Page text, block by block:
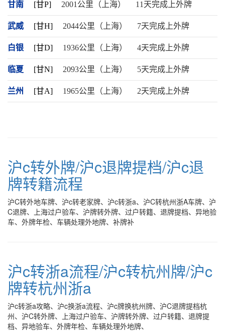
甘南 [甘P] 2001公里（上海） 11天完成上外牌
武威 [甘H] 2044公里（上海） 7天完成上外牌
白银 [甘D] 1936公里（上海） 4天完成上外牌
临夏 [甘N] 2093公里（上海） 5天完成上外牌
兰州 [甘A] 1965公里（上海） 2天完成上外牌
沪c转外牌/沪c退牌提档/沪c退
牌转籍流程
沪C转外地车牌、沪c转老家牌、沪c转浙a、沪C转杭州浙A车牌、沪
C退牌、上海过户验车、沪牌转外牌、过户转籍、退牌提档、异地验
车、外牌年检、车辆处理外地牌、补牌补
沪c转浙a流程/沪c转杭州牌/沪c
牌转杭州浙a
沪c转浙a攻略、沪c换浙a流程、沪c牌换杭州牌、沪C退牌提档杭
州、沪C转外牌、上海过户验车、沪牌转外牌、过户转籍、退牌提
档、异地验车、外牌年检、车辆处理外地牌、